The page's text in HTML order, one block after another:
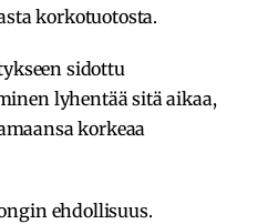
korkotuotosta.
sidottu
lyhentää sitä aikaa,
korkeaa
ehdollisuus.